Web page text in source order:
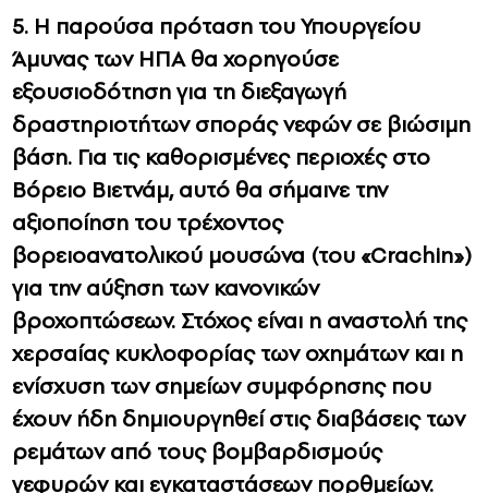
5. Η παρούσα πρόταση του Υπουργείου
Άμυνας των ΗΠΑ θα χορηγούσε
εξουσιοδότηση για τη διεξαγωγή
δραστηριοτήτων σποράς νεφών σε βιώσιμη
βάση. Για τις καθορισμένες περιοχές στο
Βόρειο Βιετνάμ, αυτό θα σήμαινε την
αξιοποίηση του τρέχοντος
βορειοανατολικού μουσώνα (του «Crachin»)
για την αύξηση των κανονικών
βροχοπτώσεων. Στόχος είναι η αναστολή της
χερσαίας κυκλοφορίας των οχημάτων και η
ενίσχυση των σημείων συμφόρησης που
έχουν ήδη δημιουργηθεί στις διαβάσεις των
ρεμάτων από τους βομβαρδισμούς
γεφυρών και εγκαταστάσεων πορθμείων.